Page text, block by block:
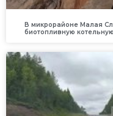
В микрорайоне Малая
биотопливную